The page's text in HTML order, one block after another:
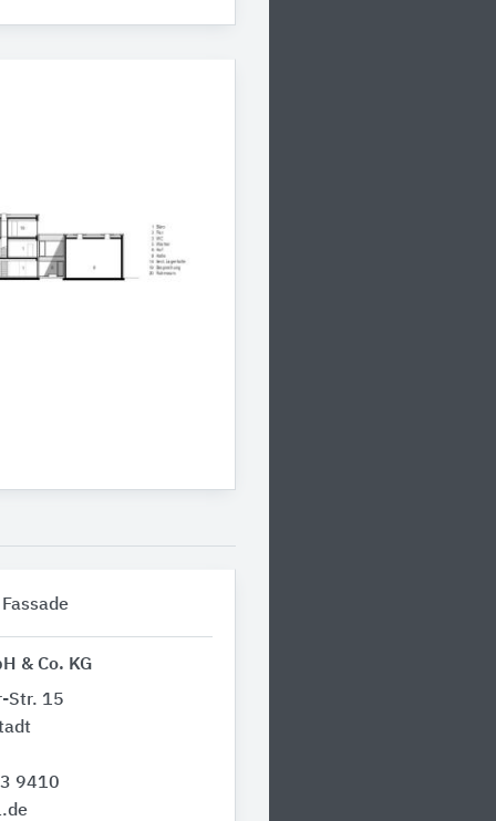
& Co. KG
Str. 15
9410